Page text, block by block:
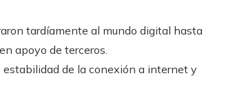
tardíamente al mundo digital hasta
apoyo de terceros.
de la conexión a internet y